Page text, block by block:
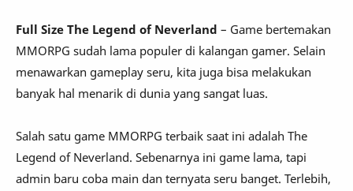
Full Size The Legend of Neverland – Game bertemakan
MMORPG sudah lama populer di kalangan gamer. Selain
menawarkan gameplay seru, kita juga bisa melakukan
banyak hal menarik di dunia yang sangat luas.
Salah satu game MMORPG terbaik saat ini adalah The
Legend of Neverland. Sebenarnya ini game lama, tapi
admin baru coba main dan ternyata seru banget. Terlebih,